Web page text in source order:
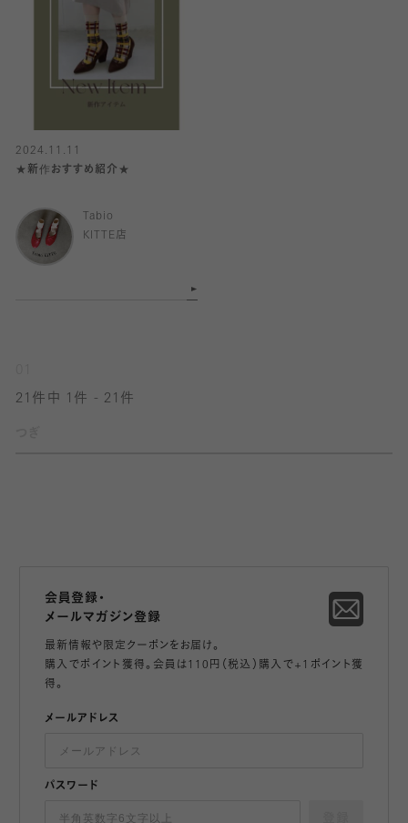
2024.11.11
★新作おすすめ紹介★
Tabio
KITTE店
21件中 1件 - 21件
会員登録・
メールマガジン登録
最新情報や限定クーポンをお届け。
購入でポイント獲得。会員は110円（税込）購入で+1ポイント獲
得。
メールアドレス
パスワード